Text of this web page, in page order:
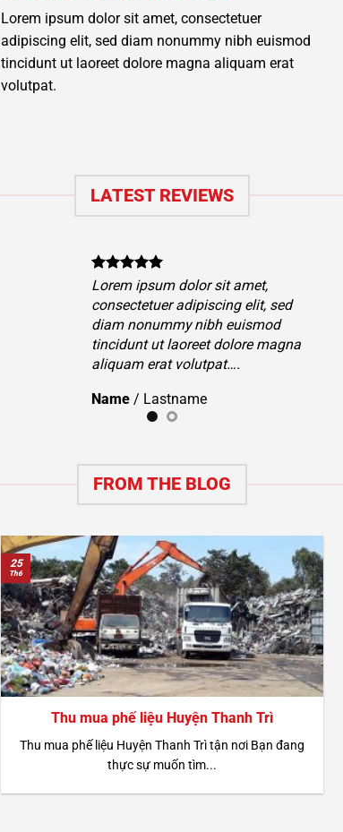
Lorem ipsum dolor sit amet, consectetuer
adipiscing elit, sed diam nonummy nibh euismod
tincidunt ut laoreet dolore magna aliquam erat
volutpat.
LATEST REVIEWS
Lorem ipsum dolor sit amet,
consectetuer adipiscing elit, sed
diam nonummy nibh euismod
tincidunt ut laoreet dolore magna
aliquam erat volutpat….
Name /Lastname
FROM THE BLOG
Thu mua phế liệu Huyện Thanh Trì
Thu mua phế liệu Huyện Thanh Trì tận nơi Bạn đang
thực sự muốn tìm...
25
Th6